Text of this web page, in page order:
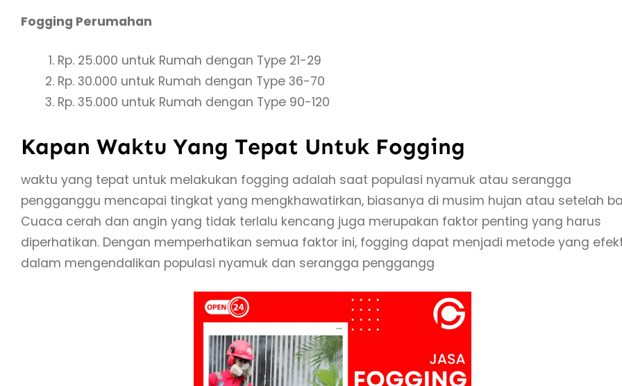
Fogging Perumahan
Rp. 25.000 untuk Rumah dengan Type 21-29
Rp. 30.000 untuk Rumah dengan Type 36-70
Rp. 35.000 untuk Rumah dengan Type 90-120
Kapan Waktu Yang Tepat Untuk Fogging
waktu yang tepat untuk melakukan fogging adalah saat populasi nyamuk atau serangga
pengganggu mencapai tingkat yang mengkhawatirkan, biasanya di musim hujan atau setelah
Cuaca cerah dan angin yang tidak terlalu kencang juga merupakan faktor penting yang harus
diperhatikan. Dengan memperhatikan semua faktor ini, fogging dapat menjadi metode yang
dalam mengendalikan populasi nyamuk dan serangga penggangg